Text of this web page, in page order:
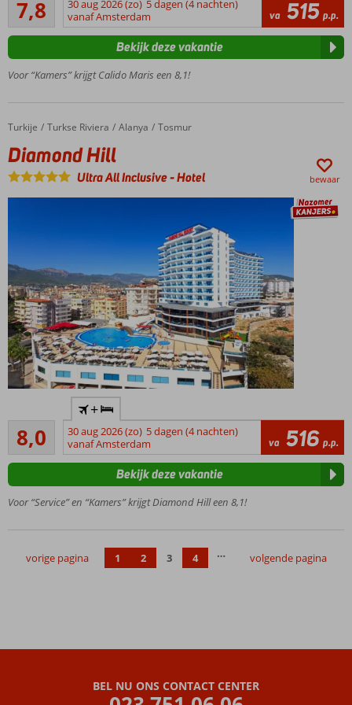
Vlak
bij het
strand
Diverse
restaurants
Waterglijbanen
voor jong en
7,8
33
beoordelingen
30 aug 2026 (zo) 5 dagen (4 nachten)
vanaf Amsterdam
va 515 p.p.
Voor “Kamers” krijgt Calido Maris een 8,1!
Bekijk deze vakantie
Home
Turkije Turkse Riviera Alanya Tosmur
Diamond Hill
Diamond Hill
Ultra All Inclusive-Hotel bewaar
Fijn hotel
centrale
ligging,
grote
en
zwembad
Strijk neer
deel aan leuke
8,0
Zeer goed
341
beoordelingen
+
30 aug 2026 (zo) 5 dagen (4 nachten)
vanaf Amsterdam
va 516 p.p.
Voor “Service” en “Kamers” krijgt Diamond Hill een 8,1!
Bekijk deze vakantie
vorige pagina 1 2 3 4 … volgende pagina
BEL NU ONS CONTACT CENTER